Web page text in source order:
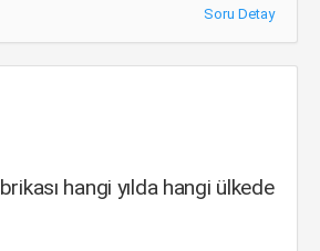
Soru Detay
hangi yılda hangi ülkede